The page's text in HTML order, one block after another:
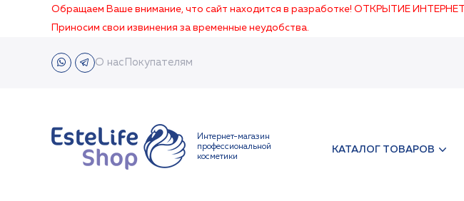
Обращаем Ваше внимание, что сайт находится в разработке! ОТКРЫТИЕ
Приносим свои извинения за временные неудобства.
О нас Покупателям
Интернет-магазин
профессиональной
косметики
КАТАЛОГ ТОВАРОВ